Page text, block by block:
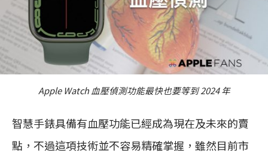
Apple Watch 血壓偵測功能最快也要等到 2024 年
智慧手錶具備有血壓功能已經成為現在及未來的賣
點，不過這項技術並不容易精確掌握，雖然目前市